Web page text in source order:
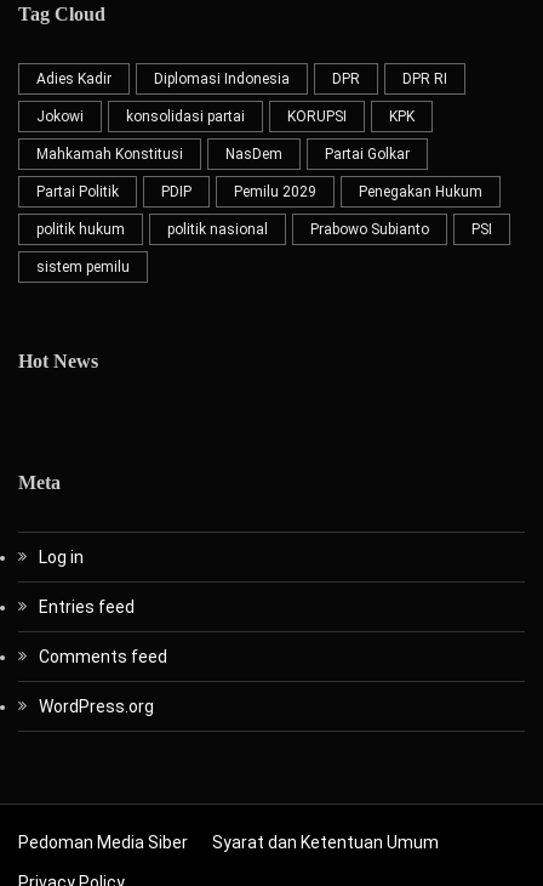
Tag Cloud
Adies Kadir Diplomasi Indonesia DPR DPR RI
Jokowi konsolidasi partai KORUPSI KPK
Mahkamah Konstitusi NasDem Partai Golkar
Partai Politik PDIP Pemilu 2029 Penegakan Hukum
politik hukum politik nasional Prabowo Subianto PSI
sistem pemilu
Hot News
Meta
Log in
Entries feed
Comments feed
WordPress.org
Pedoman Media Siber Syarat dan Ketentuan Umum
Privacy Policy